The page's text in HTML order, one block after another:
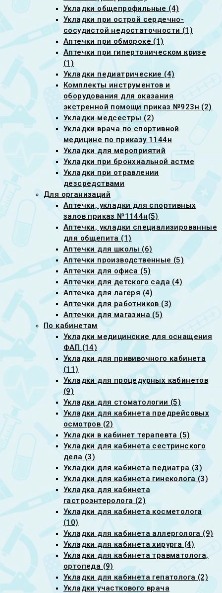
Укладки общепрофильные (4)
Укладки при острой сердечно-
сосудистой недостаточности (1)
Аптечки при обмороке (1)
Аптечки при гипертоническом кризе
(1)
Укладки педиатрические (4)
Комплекты инструментов и
оборудования для оказания
экстренной помощи приказ №923н (2)
Укладки медсестры (2)
Укладки врача по спортивной
медицине по приказу 1144н
Укладки для мероприятий
Укладки при бронхиальной астме
Укладки при отравлении
дезсредствами
Для организаций
Аптечки, укладки для спортивных
залов приказ №1144н(5)
Аптечки, укладки специализированные
для общепита (1)
Аптечки для школы (6)
Аптечки производственные (5)
Аптечки для офиса (5)
Аптечки для детского сада (4)
Аптечка для лагеря (4)
Аптечки для работников (3)
Аптечки для магазина (5)
По кабинетам
Укладки медицинские для оснащения
ФАП (14)
Укладки для прививочного кабинета
(11)
Укладки для процедурных кабинетов
(9)
Укладки для стоматологии (5)
Укладки для кабинета предрейсовых
осмотров (2)
Укладки в кабинет терапевта (5)
Укладки для кабинета сестринского
дела (3)
Укладки для кабинета педиатра (3)
Укладки для кабинета гинеколога (3)
Укладка для кабинета
гастроэнтеролога (2)
Укладки для кабинета косметолога
(10)
Укладки для кабинета аллерголога (9)
Укладки для кабинета хирурга (4)
Укладки для кабинета травматолога,
ортопеда (9)
Укладки для кабинета гепатолога (2)
Укладки участкового врача